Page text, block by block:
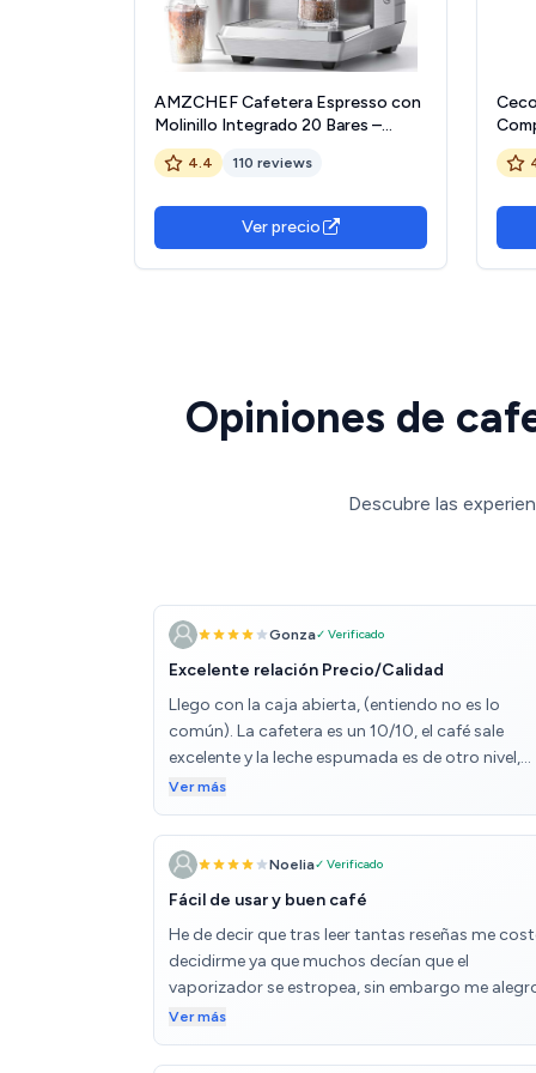
AMZCHEF Cafetera Espresso con
Molinillo Integrado 20 Bares –
Máquina de Café con 44 Ajustes
de Molienda，Vaporizador de
Café Frío, Acero Inoxidable,
Depósito 1.8L
4.4 110 reviews
Ver precio
Opiniones de
Descubre las
Gonza✓ Verificado
Excelente relación Precio/Calidad
Llego con la caja abierta, (entiendo no es lo
común). La cafetera es un 10/10, el café sale
excelente y la leche espumada es de otro nivel,
igual al de una cafetería. Lo único que podría ser
una pequeña pega pero es un detalle, es que
cuando eliges el café con leche de taza grande
necesitas una taza de 400ml para que quepa
aprox y el individual es menos de 200ml y ahora
invierno si enciendes la máquina y ni bien te
la maquina que está lista haces el café con leche
puede que no salga muy caliente, es mejor
un poco más.Por último el calentamiento es
lento, Pero por el precio es una cafetera 10/10.
Ver más
Noelia✓ Verificado
Fácil de usar y buen café
He de decir que tras leer tantas reseñas me
decidirme ya que muchos decían que el
vaporizador se estropea, sin embargo me
de haberla comprado, vamos por puntos. 1- Lo
más importante, la calidad del café que hace.
Llevamos 5 años con una cafetera de las de
Ver más